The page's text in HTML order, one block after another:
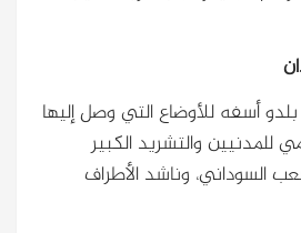
أسفه للأوضاع التي وصل إليها
للمدنيين والتشريد الكبير
السوداني، وناشد الأطراف